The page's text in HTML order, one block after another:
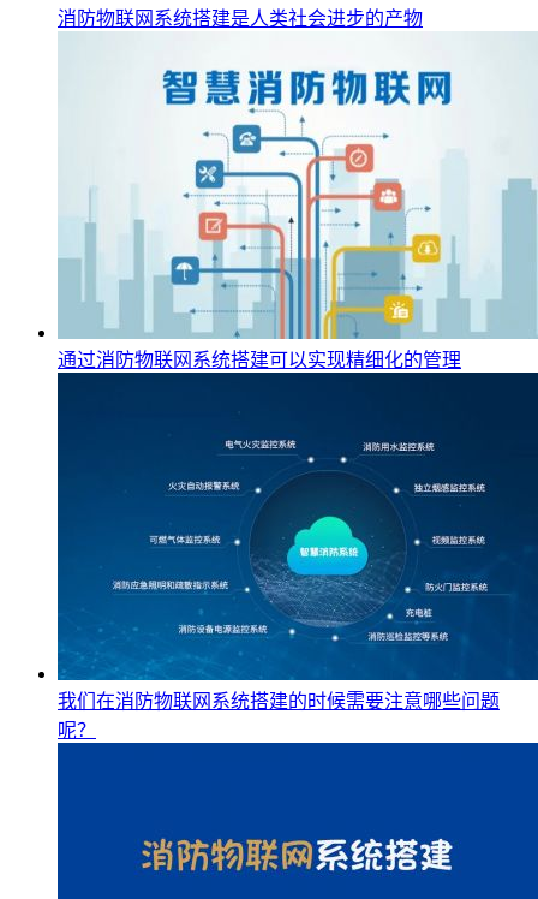
消防物联网系统搭建是人类社会进步的产物
通过消防物联网系统搭建可以实现精细化的管理
我们在消防物联网系统搭建的时候需要注意哪些问题
呢？